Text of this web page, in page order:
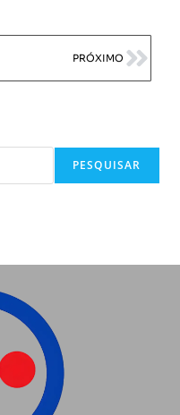
PRÓXIMO
PESQUISAR